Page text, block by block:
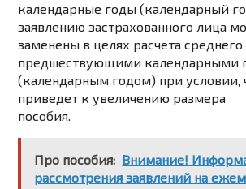
календарные годы (календарный
заявлению застрахованного лица
заменены в целях расчета среднего
предшествующими календарными
(календарным годом) при условии,
приведет к увеличению размера
пособия.
Про пособия: Внимание!
рассмотрения заявлений на